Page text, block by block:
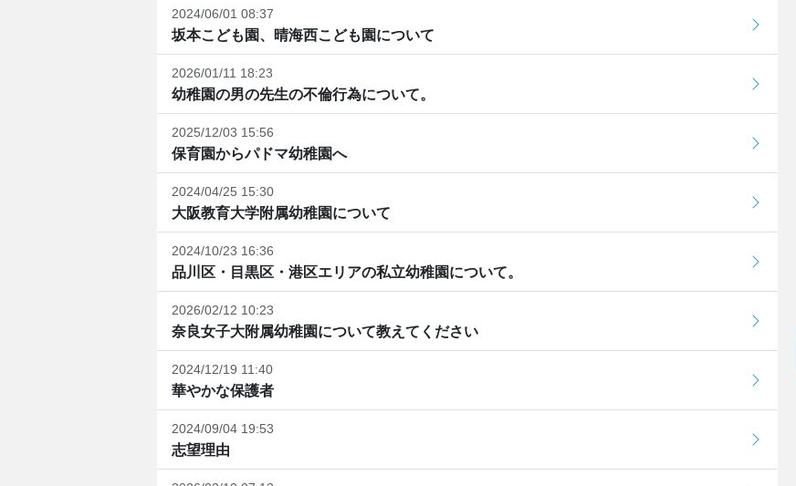
2024/06/01 08:37
坂本こども園、晴海西こども園について
2026/01/11 18:23
幼稚園の男の先生の不倫行為について。
2025/12/03 15:56
保育園からパドマ幼稚園へ
2024/04/25 15:30
大阪教育大学附属幼稚園について
2024/10/23 16:36
品川区・目黒区・港区エリアの私立幼稚園について。
2026/02/12 10:23
奈良女子大附属幼稚園について教えてください
2024/12/19 11:40
華やかな保護者
2024/09/04 19:53
志望理由